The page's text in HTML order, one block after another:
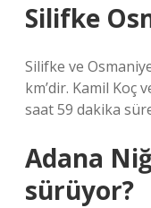
Silifke
Silifke ve
km’dir. Kamil Koç
saat 59 dakika
Adana
sürüyor?